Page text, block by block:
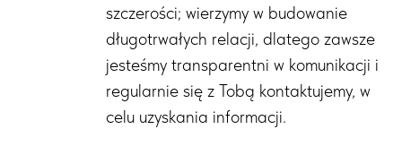
szczerości; wierzymy w budowanie
długotrwałych relacji, dlatego zawsze
jesteśmy transparentni w komunikacji i
regularnie się z Tobą kontaktujemy, w
celu uzyskania informacji.